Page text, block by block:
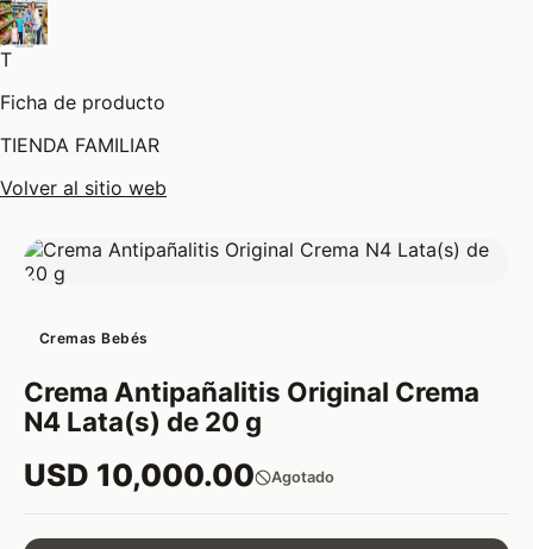
T
Ficha de producto
TIENDA FAMILIAR
Volver al sitio web
Cremas Bebés
Crema Antipañalitis Original Crema
N4 Lata(s) de 20 g
USD 10,000.00 Agotado